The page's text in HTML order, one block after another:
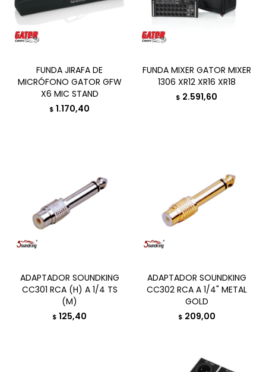
FUNDA JIRAFA DE
MICRÓFONO GATOR GFW
X6 MIC STAND
$ 1.170,40
FUNDA MIXER GATOR MIXER
1306 XR12 XR16 XR18
$ 2.591,60
ADAPTADOR SOUNDKING
CC301 RCA (H) A 1/4 TS
(M)
$ 125,40
ADAPTADOR SOUNDKING
CC302 RCA A 1/4" METAL
GOLD
$ 209,00